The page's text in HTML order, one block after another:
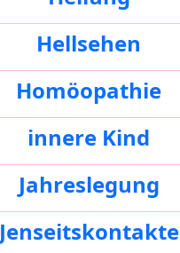
Hellsehen
Homöopathie
innere Kind
Jahreslegung
Jenseitskontakte